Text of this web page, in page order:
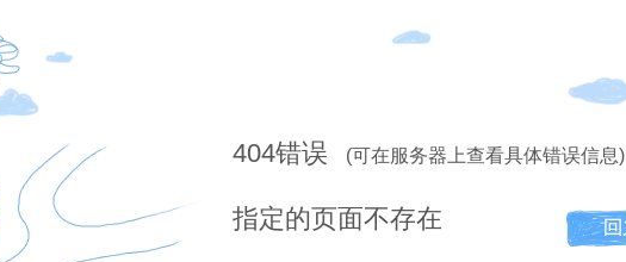
404错误 (可在服务器上查看具体错误信息)
指定的页面不存在